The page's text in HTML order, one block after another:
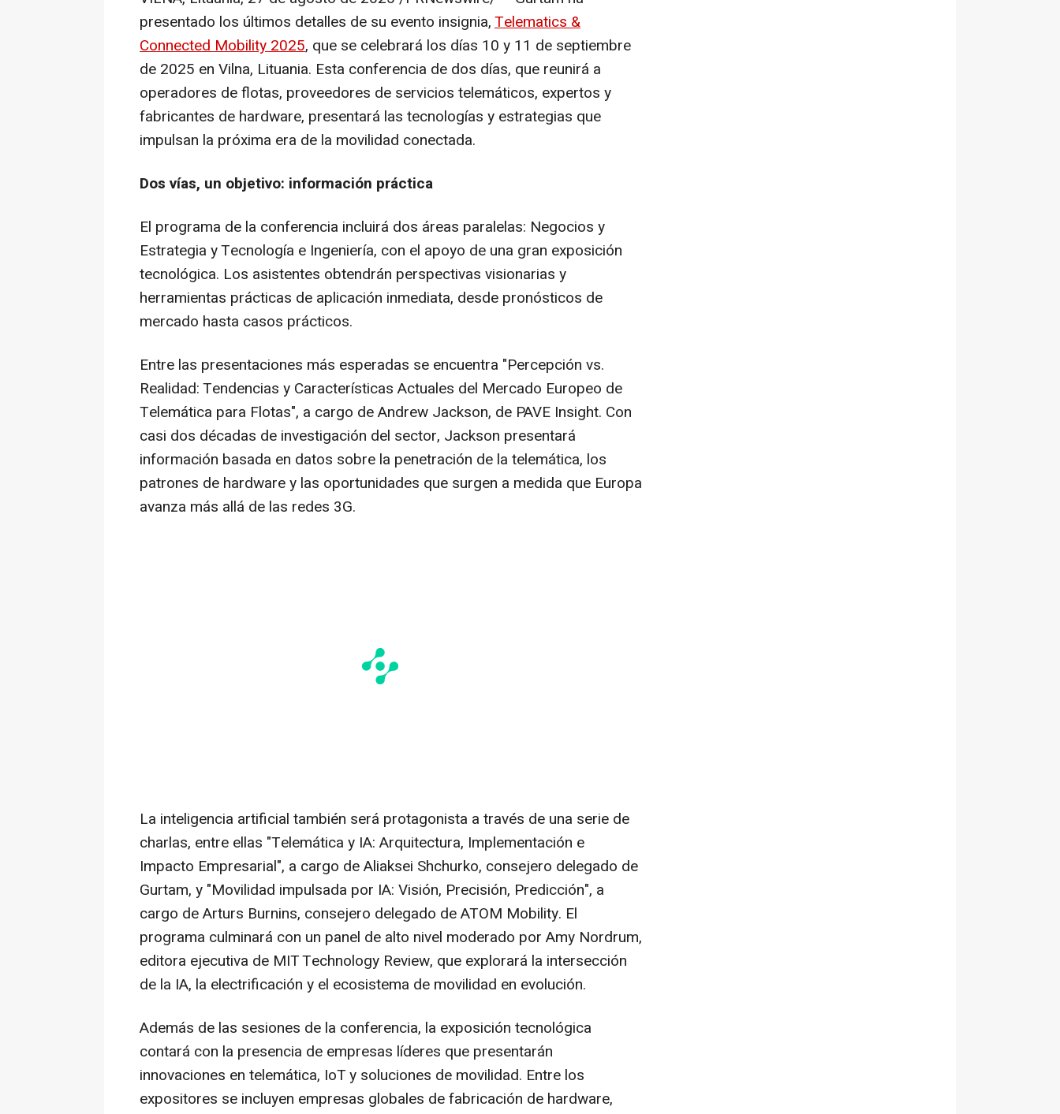
presentado los últimos detalles de su evento insignia,Telematics &
Connected Mobility 2025, que se celebrará los días 10 y 11 de septiembre
de 2025 en Vilna, Lituania. Esta conferencia de dos días, que reunirá a
operadores de flotas, proveedores de servicios telemáticos, expertos y
fabricantes de hardware, presentará las tecnologías y estrategias que
impulsan la próxima era de la movilidad conectada.
Dos vías, un objetivo: información práctica
El programa de la conferencia incluirá dos áreas paralelas: Negocios y
Estrategia y Tecnología e Ingeniería, con el apoyo de una gran exposición
tecnológica. Los asistentes obtendrán perspectivas visionarias y
herramientas prácticas de aplicación inmediata, desde pronósticos de
mercado hasta casos prácticos.
Entre las presentaciones más esperadas se encuentra "Percepción vs.
Realidad: Tendencias y Características Actuales del Mercado Europeo de
Telemática para Flotas", a cargo deAndrew Jackson, de PAVE Insight. Con
casi dos décadas de investigación del sector, Jackson presentará
información basada en datos sobre la penetración de la telemática, los
patrones de hardware y las oportunidades que surgen a medida que Europa
avanza más allá de las redes 3G.
La inteligencia artificial también será protagonista a través de una serie de
charlas, entre ellas "Telemática y IA: Arquitectura, Implementación e
Impacto Empresarial", a cargo de Aliaksei Shchurko, consejero delegado de
Gurtam, y "Movilidad impulsada por IA: Visión, Precisión, Predicción", a
cargo de Arturs Burnins, consejero delegado de ATOM Mobility. El
programa culminará con un panel de alto nivel moderado por Amy Nordrum,
editora ejecutiva de MIT Technology Review, que explorará la intersección
de la IA, la electrificación y el ecosistema de movilidad en evolución.
Además de las sesiones de la conferencia, la exposición tecnológica
contará con la presencia de empresas líderes que presentarán
innovaciones en telemática, IoT y soluciones de movilidad. Entre los
expositores se incluyen empresas globales de fabricación de hardware,